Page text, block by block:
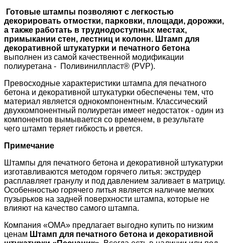
Готовые штампы позволяют с легкостью
декорировать отмостки, парковки, площади, дорожки,
а также работать в труднодоступных местах,
примыкании стен, лестниц и колонн. Штамп для
декоративной штукатурки и печатного бетона
выполнен из самой качественной модификации
полиуретана - Поливинилпласт® (PVP).
Превосходные характеристики штампа для печатного
бетона и декоративной штукатурки обеспечены тем, что
материал является однокомпонентным. Классический
двухкомпонентный полиуретан имеет недостаток - один из
компонентов вымывается со временем, в результате
чего штамп теряет гибкость и рвется.
Примечание
Штампы для печатного бетона и декоративной штукатурки
изготавливаются методом горячего литья: экструдер
расплавляет гранулу и под давлением заливает в матрицу.
Особенностью горячего литья является наличие мелких
пузырьков на задней поверхности штампа, которые не
влияют на качество самого штампа.
Компания «ОМА» предлагает выгодно купить по низким
ценам Штамп для печатного бетона и декоративной